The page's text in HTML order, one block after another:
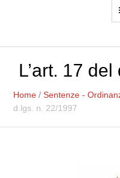
L’art. 17
Home /Sentenze -
d.lgs. n. 22/1997